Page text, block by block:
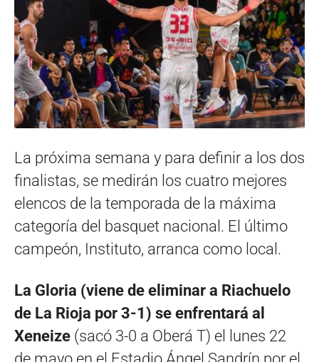
La próxima semana y para definir a los dos
finalistas, se medirán los cuatro mejores
elencos de la temporada de la máxima
categoría del basquet nacional. El último
campeón, Instituto, arranca como local.
La Gloria (viene de eliminar a Riachuelo
de La Rioja por 3-1) se enfrentará al
Xeneize (sacó 3-0 a Oberá T) el lunes 22